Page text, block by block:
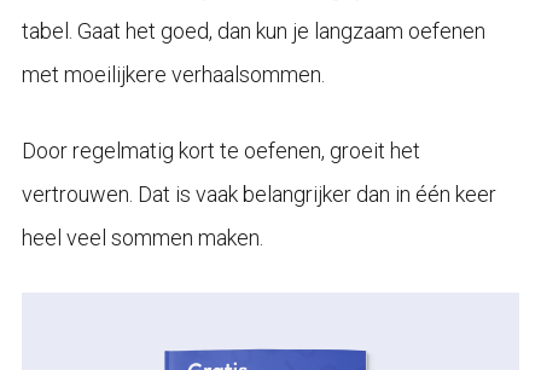
tabel. Gaat het goed, dan kun je langzaam oefenen
met moeilijkere verhaalsommen.
Door regelmatig kort te oefenen, groeit het
vertrouwen. Dat is vaak belangrijker dan in één keer
heel veel sommen maken.